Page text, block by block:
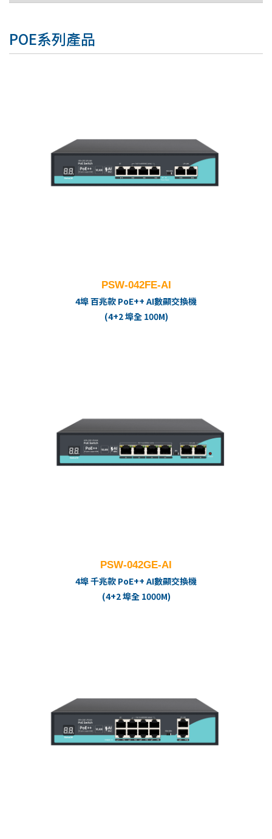
POE系列產品
PSW-042FE-AI
4埠 百兆款 PoE++ AI數顯交換機
(4+2 埠全 100M)
PSW-042GE-AI
4埠 千兆款 PoE++ AI數顯交換機
(4+2 埠全 1000M)